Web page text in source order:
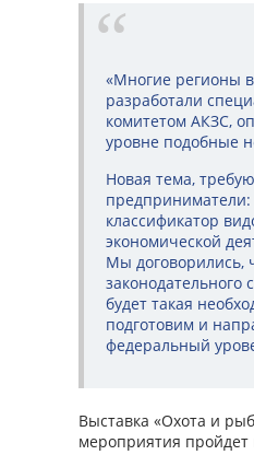
«Многие регионы
разработали
комитетом АКЗС,
уровне подобные
Новая тема,
классификатор
экономической
Мы договорились,
законодательного
будет такая
подготовим и
федеральный
Выставка «Охота и
мероприятия пройдет